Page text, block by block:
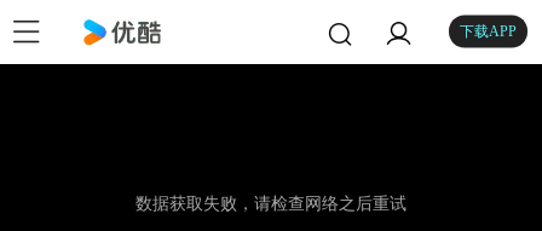
下载APP
数据获取失败，请检查网络之后重试